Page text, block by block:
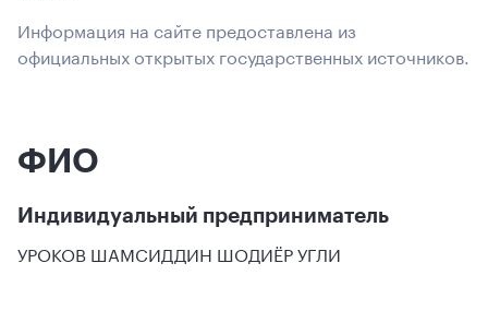
Информация на сайте предоставлена из
официальных открытых государственных источников.
ФИО
Индивидуальный предприниматель
УРОКОВ ШАМСИДДИН ШОДИЁР УГЛИ